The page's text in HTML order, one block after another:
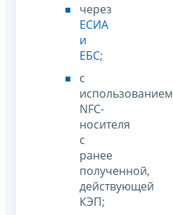
через
ЕСИА
и
ЕБС;
с
использованием
NFC-
носителя
с
ранее
полученной,
действующей
КЭП;